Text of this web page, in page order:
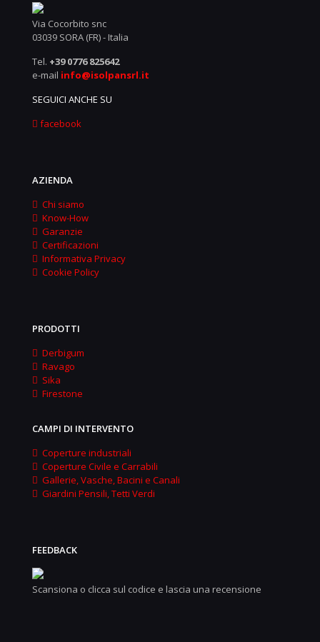
Via Cocorbito snc
03039 SORA (FR) - Italia
Tel. +39 0776 825642
e-mail info@isolpansrl.it
SEGUICI ANCHE SU
facebook
AZIENDA
Chi siamo
Know-How
Garanzie
Certificazioni
Informativa Privacy
Cookie Policy
PRODOTTI
Derbigum
Ravago
Sika
Firestone
CAMPI DI INTERVENTO
Coperture industriali
Coperture Civile e Carrabili
Gallerie, Vasche, Bacini e Canali
Giardini Pensili, Tetti Verdi
FEEDBACK
Scansiona o clicca sul codice e lascia una recensione